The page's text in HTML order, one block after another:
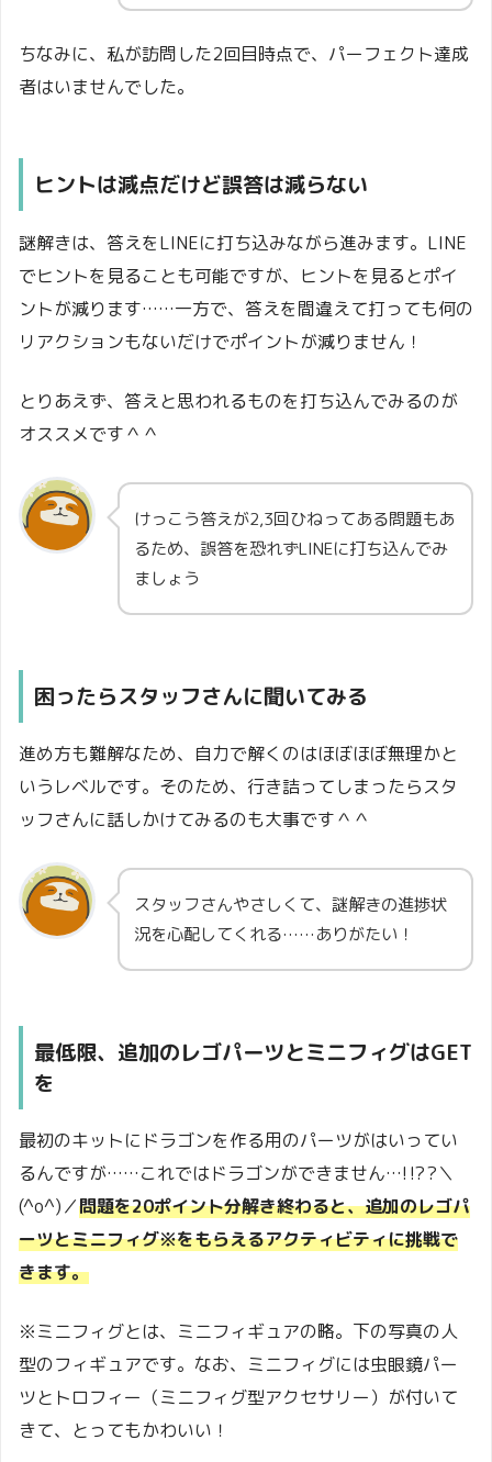
ちなみに、私が訪問した2回目時点で、パーフェクト達成
者はいませんでした。
ヒントは減点だけど誤答は減らない
謎解きは、答えをLINEに打ち込みながら進みます。LINE
でヒントを見ることも可能ですが、ヒントを見るとポイ
ントが減ります……一方で、答えを間違えて打っても何の
リアクションもないだけでポイントが減りません！
とりあえず、答えと思われるものを打ち込んでみるのが
オススメです＾＾
けっこう答えが2,3回ひねってある問題もあ
るため、誤答を恐れずLINEに打ち込んでみ
ましょう
困ったらスタッフさんに聞いてみる
進め方も難解なため、自力で解くのはほぼほぼ無理かと
いうレベルです。そのため、行き詰ってしまったらスタ
ッフさんに話しかけてみるのも大事です＾＾
スタッフさんやさしくて、謎解きの進捗状
況を心配してくれる……ありがたい！
最低限、追加のレゴパーツとミニフィグはGET
を
最初のキットにドラゴンを作る用のパーツがはいってい
るんですが……これではドラゴンができません…!⁉?＼
(^o^)／問題を20ポイント分解き終わると、追加のレゴパ
ーツとミニフィグ※をもらえるアクティビティに挑戦で
きます。
※ミニフィグとは、ミニフィギュアの略。下の写真の人
型のフィギュアです。なお、ミニフィグには虫眼鏡パー
ツとトロフィー（ミニフィグ型アクセサリー）が付いて
きて、とってもかわいい！